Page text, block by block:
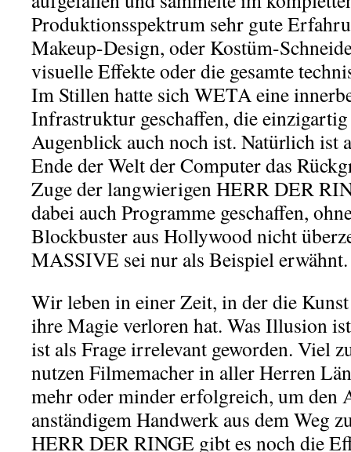
Produktionsspektrum sehr gute
Makeup-Design, oder Kostüm-
visuelle Effekte oder die gesamte
Im Stillen hatte sich WETA eine
Infrastruktur geschaffen, die
Augenblick auch noch ist. Natürlich ist
Ende der Welt der Computer das
Zuge der langwierigen HERR DER
dabei auch Programme geschaffen,
Blockbuster aus Hollywood nicht
MASSIVE sei nur als Beispiel erwähnt.
Wir leben in einer Zeit, in der die
ihre Magie verloren hat. Was Illusion
ist als Frage irrelevant geworden. Viel
nutzen Filmemacher in aller Herren
mehr oder minder erfolgreich, um den
anständigem Handwerk aus dem Weg
HERR DER RINGE gibt es noch die